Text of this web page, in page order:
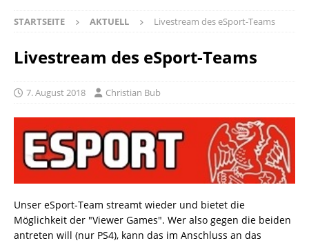
STARTSEITE AKTUELL Livestream des eSport-Teams
Livestream des eSport-Teams
7. August 2018 Christian Bub
Unser eSport-Team streamt wieder und bietet die
Möglichkeit der "Viewer Games". Wer also gegen die beiden
antreten will (nur PS4), kann das im Anschluss an das